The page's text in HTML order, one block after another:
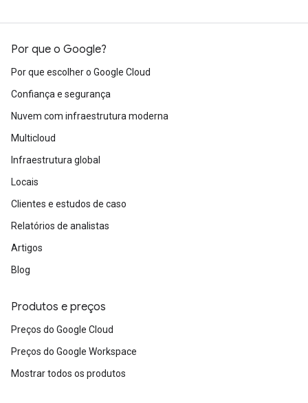
Por que o Google?
Por que escolher o Google Cloud
Confiança e segurança
Nuvem com infraestrutura moderna
Multicloud
Infraestrutura global
Locais
Clientes e estudos de caso
Relatórios de analistas
Artigos
Blog
Produtos e preços
Preços do Google Cloud
Preços do Google Workspace
Mostrar todos os produtos